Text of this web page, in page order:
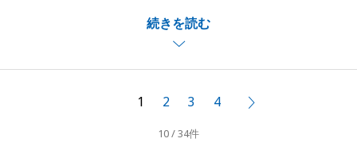
続きを読む
は本当に驚きました。
お仕事がお忙しい中、時には夜遅く、時には朝早くか
らご対応頂き、ありがとうございました。
不動産にまつわるお悩みがございましたら、お気軽に
1 2 3 4
10 / 34件